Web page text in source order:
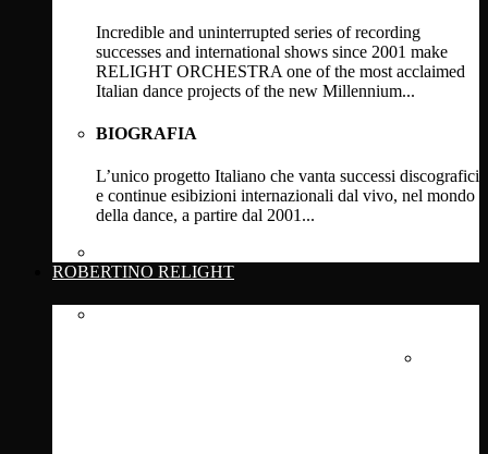
Incredible and uninterrupted series of recording
successes and international shows since 2001 make
RELIGHT ORCHESTRA one of the most acclaimed
Italian dance projects of the new Millennium...
BIOGRAFIA
L’unico progetto Italiano che vanta successi discografici
e continue esibizioni internazionali dal vivo, nel mondo
della dance, a partire dal 2001...
ROBERTINO RELIGHT